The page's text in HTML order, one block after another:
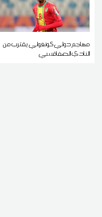
مهاجم دولي كونغولي يقترب من
النادي الصفاقسي